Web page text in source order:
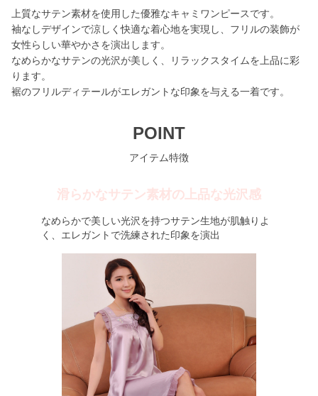
上質なサテン素材を使用した優雅なキャミワンピースです。
袖なしデザインで涼しく快適な着心地を実現し、フリルの装飾が
女性らしい華やかさを演出します。
なめらかなサテンの光沢が美しく、リラックスタイムを上品に彩
ります。
裾のフリルディテールがエレガントな印象を与える一着です。
POINT
アイテム特徴
滑らかなサテン素材の上品な光沢感
なめらかで美しい光沢を持つサテン生地が肌触りよ
く、エレガントで洗練された印象を演出